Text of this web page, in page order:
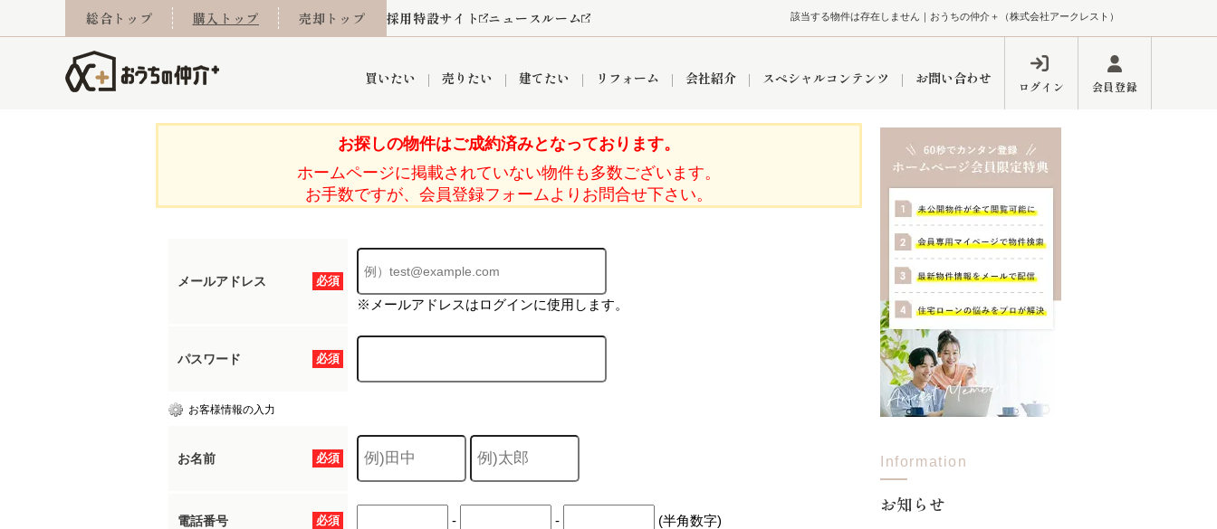
該当する物件は存在しません｜おうちの仲介＋（株式会社アークレスト）
総合トップ 購入トップ 売却トップ 採用特設サイト ニュースルーム
買いたい
学区から探す 町名から探す お気に入り 閲覧履歴
当社お預かり物件 グループ会社施工物件
当社提携金融機関 8代疾病保証付き住宅ローン
飯能市 狭山市 ふじみ野市 富士見市 東村山市
売りたい
売却査定実績 売却成功実績 よくある質問 売却コラム
住み替え 離婚
東村山市 入間市 狭山市 富士見市 練馬区
建てたい
建築事例
リフォーム
リフォーム事例 【埼玉】補助金・助成金 【東京】補助金・助成金
会社紹介
採用情報 お客様の声 創業の想い インフォメーション ブログ
小手指営業所 所沢営業所 東久留米営業所
おうちのリフォーム おうちパークグループの強み
スペシャルコンテンツ
マンションカタログ おうちパークくらぶ レンタルスペース
お問い合わせ
オンライン相談予約 売却査定依頼 なんでもご相談 プライバシーポリシー
ログイン 会員登録
お探しの物件はご成約済みとなっております。
ホームページに掲載されていない物件も多数ございます。
お手数ですが、会員登録フォームよりお問合せ下さい。
必須
メールアドレス
※メールアドレスはログインに使用します。
必須
パスワード
お客様情報の入力
必須
お名前
必須
電話番号 - - (半角数字)
Information
お知らせ